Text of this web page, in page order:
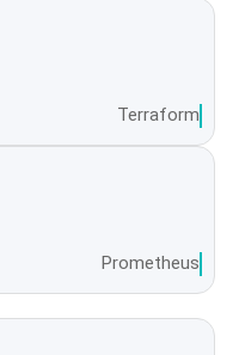
Terraform
Prometheus